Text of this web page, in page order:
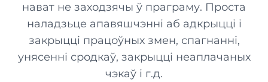
Правы доступу, небяспечныя аперацыі
ІНТЭГРАЦЫІ
Кухонная шырма
Праца з заказамі праз экран
Фургон з ежай
нават не заходзячы ў праграму. Проста
наладзьце апавяшчэнні аб адкрыцці і
закрыцці працоўных змен, спагнанні,
унясенні сродкаў, закрыцці неаплачаных
чэкаў і г.д.